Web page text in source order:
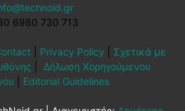
6980 730 713
Privacy Policy
Σχετικά με
Δήλωση Χορηγούμενου
Editorial Guidelines